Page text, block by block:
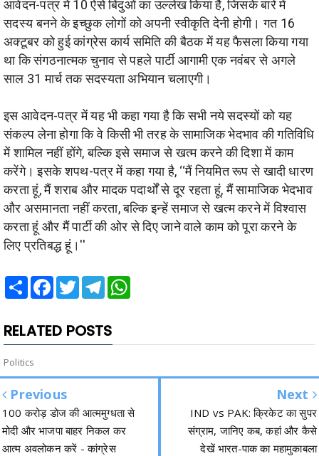
आवेदन-पत्र में 10 ऐसे बिंदुओं का उल्लेख किया है, जिसके बारे में
सदस्य बनने के इच्छुक लोगों को अपनी स्वीकृति देनी होगी। गत 16
अक्टूबर को हुई कांग्रेस कार्य समिति की बैठक में यह फैसला किया गया
था कि संगठनात्मक चुनाव से पहले पार्टी आगामी एक नवंबर से अगले
साल 31 मार्च तक सदस्यता अभियान चलाएगी।
इस आवेदन-पत्र में यह भी कहा गया है कि सभी नये सदस्यों को यह
संकल्प लेना होगा कि वे किसी भी तरह के सामाजिक भेदभाव की गतिविधि
में शामिल नहीं होंगे, बल्कि इसे समाज से खत्म करने की दिशा में काम
करेंगे। इसके शपथ-पत्र में कहा गया है, ‘‘मैं नियमित रूप से खादी धारण
करता हूं, मैं शराब और मादक पदार्थों से दूर रहता हूं, मैं सामाजिक भेदभाव
और असमानता नहीं करता, बल्कि इन्हें समाज से खत्म करने में विश्वास
करता हूं और मैं पार्टी की ओर से दिए जाने वाले काम को पूरा करने के
लिए प्रतिबद्ध हूं।''
Share Facebook
TwitterTelegram
RELATED POSTS
Politics
Previous
100 करोड़ डोज की आत्ममुग्धता से
मोदी और भाजपा बाहर निकल कर
आत्म अवलोकन करें - कांग्रेस
Next
IND vs PAK: क्रिकेट का सुपर
संग्राम, जानिए कब, कहां और कैसे
देखें भारत-पाक का महामुकाबला